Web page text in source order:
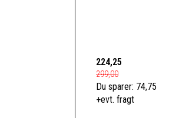
224,25
299,00
Du sparer: 74,75
+evt. fragt